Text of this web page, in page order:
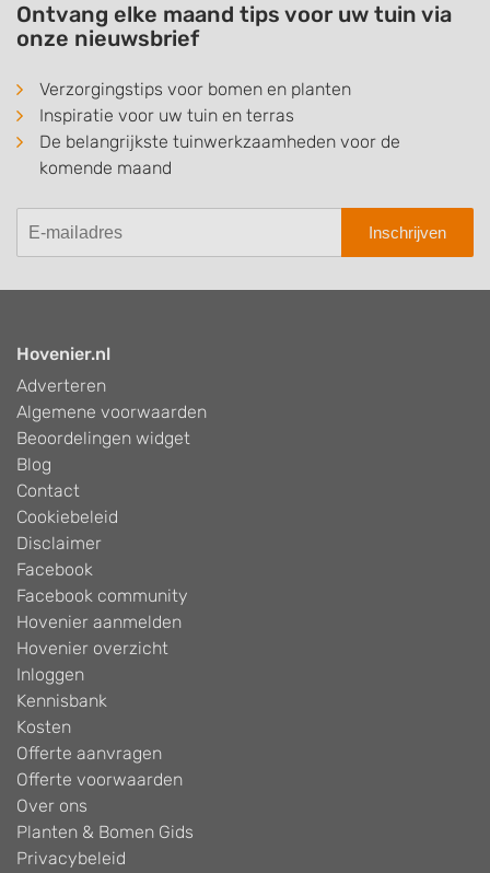
Ontvang elke maand tips voor uw tuin via
onze nieuwsbrief
Verzorgingstips voor bomen en planten
Inspiratie voor uw tuin en terras
De belangrijkste tuinwerkzaamheden voor de
komende maand
Inschrijven
Hovenier.nl
Adverteren
Algemene voorwaarden
Beoordelingen widget
Blog
Contact
Cookiebeleid
Disclaimer
Facebook
Facebook community
Hovenier aanmelden
Hovenier overzicht
Inloggen
Kennisbank
Kosten
Offerte aanvragen
Offerte voorwaarden
Over ons
Planten & Bomen Gids
Privacybeleid